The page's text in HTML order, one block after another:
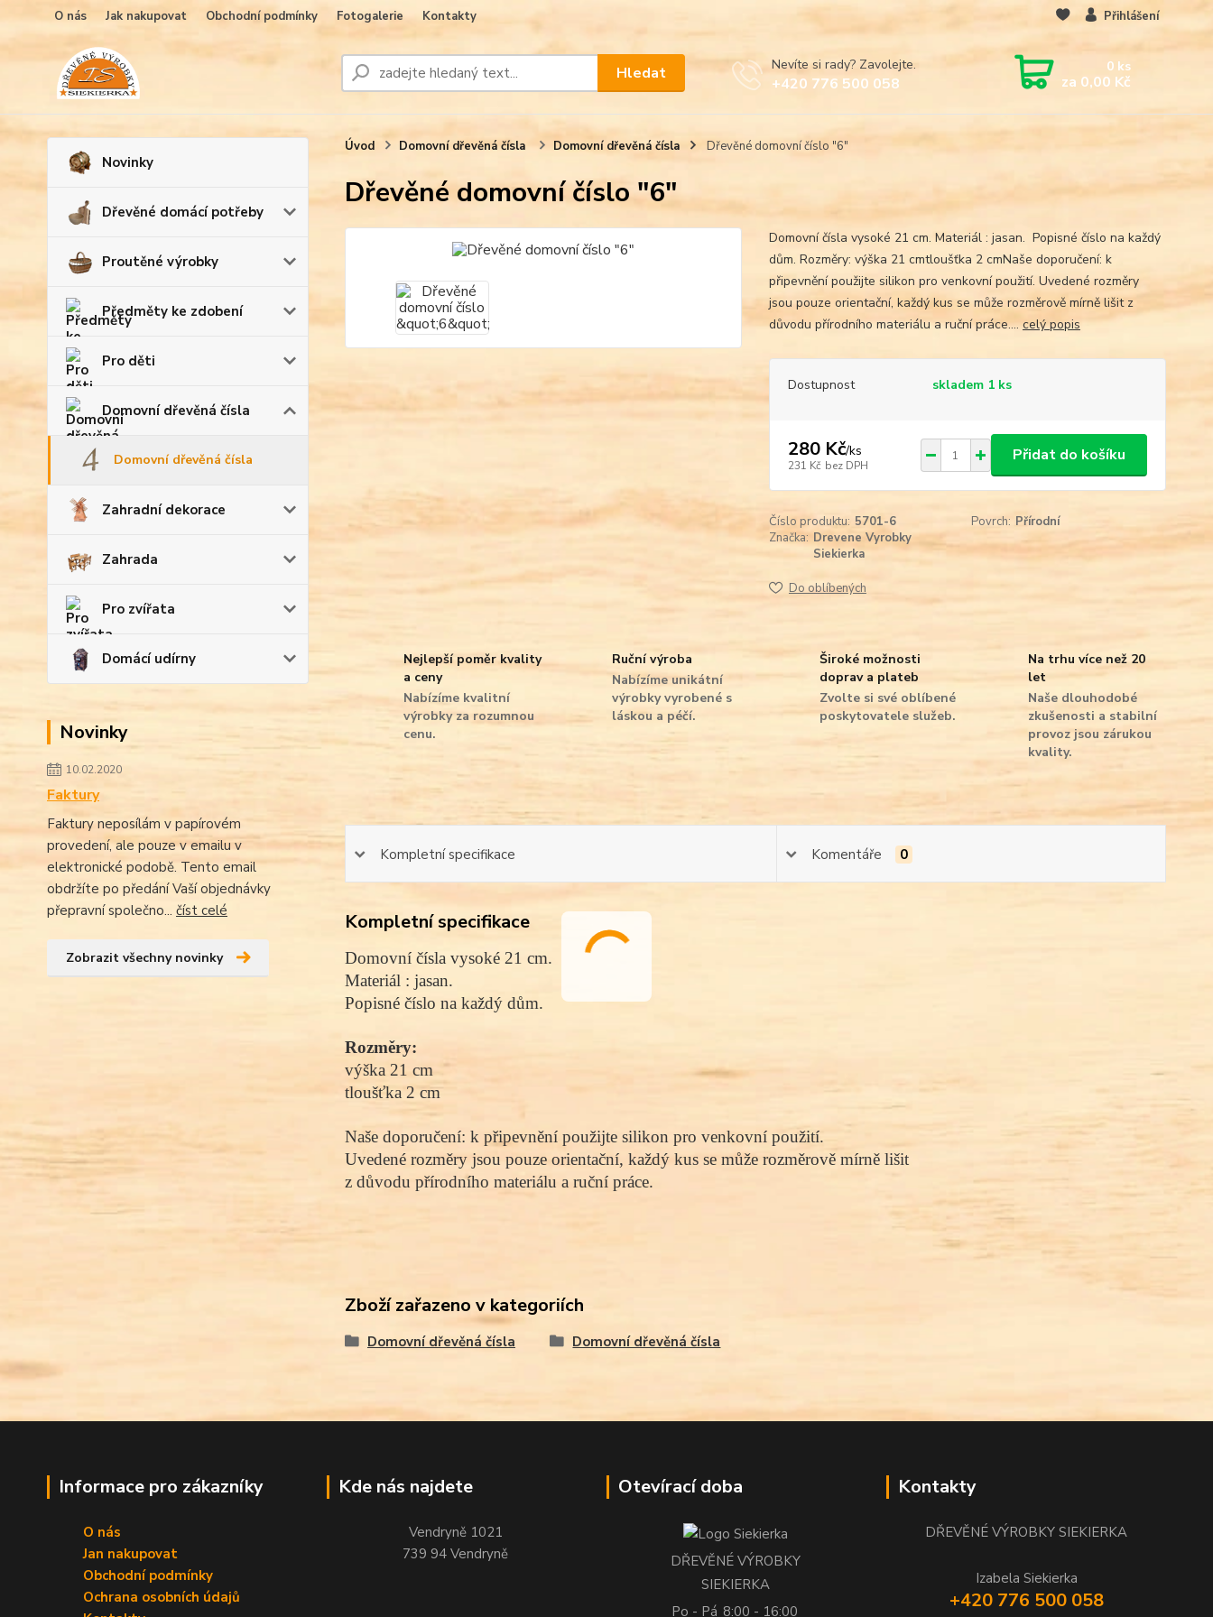
O nás Jak nakupovat Obchodní podmínky Fotogalerie Kontakty Přihlášení
Hledat Nevíte si rady? Zavolejte.
+420 776 500 058
0 ks
za 0,00 Kč
Novinky
Dřevěné domácí potřeby
Proutěné výrobky
Předměty ke zdobení
Pro děti
Domovní dřevěná čísla
Domovní dřevěná čísla
Zahradní dekorace
Zahrada
Pro zvířata
Domácí udírny
Novinky
10.02.2020
Faktury
Faktury neposílám v papírovém
provedení, ale pouze v emailu v
elektronické podobě. Tento email
obdržíte po předání Vaší objednávky
přepravní společno... číst celé
Zobrazit všechny novinky
Úvod Domovní dřevěná čísla Domovní dřevěná čísla Dřevěné domovní číslo "6"
Dřevěné domovní číslo "6"
Domovní čísla vysoké 21 cm. Materiál : jasan. Popisné číslo na každý
dům. Rozměry: výška 21 cmtloušťka 2 cmNaše doporučení: k
připevnění použijte silikon pro venkovní použití. Uvedené rozměry
jsou pouze orientační, každý kus se může rozměrově mírně lišit z
důvodu přírodního materiálu a ruční práce....celý popis
Dostupnost skladem 1 ks
280 Kč/ks
231 Kč bez DPH
Přidat do košíku
Číslo produktu: 5701-6 Povrch: Přírodní
Značka: Drevene Vyrobky
Siekierka
Do oblíbených
Nejlepší poměr kvality
a ceny
Nabízíme kvalitní
výrobky za rozumnou
cenu.
Ruční výroba
Nabízíme unikátní
výrobky vyrobené s
láskou a péčí.
Široké možnosti
doprav a plateb
Zvolte si své oblíbené
poskytovatele služeb.
Na trhu více než 20
let
Naše dlouhodobé
zkušenosti a stabilní
provoz jsou zárukou
kvality.
Kompletní specifikace Komentáře 0
Kompletní specifikace
Domovní čísla vysoké 21 cm.
Materiál : jasan.
Popisné číslo na každý dům.
Rozměry:
výška 21 cm
tloušťka 2 cm
Naše doporučení: k připevnění použijte silikon pro venkovní použití.
Uvedené rozměry jsou pouze orientační, každý kus se může rozměrově mírně lišit
z důvodu přírodního materiálu a ruční práce.
Zboží zařazeno v kategoriích
Domovní dřevěná čísla Domovní dřevěná čísla
Informace pro zákazníky
O nás
Jan nakupovat
Obchodní podmínky
Ochrana osobních údajů
Kde nás najdete
Vendryně 1021
739 94 Vendryně
Otevírací doba
DŘEVĚNÉ VÝROBKY
SIEKIERKA
Po - Pá 8:00 - 16:00
Kontakty
DŘEVĚNÉ VÝROBKY SIEKIERKA
Izabela Siekierka
+420 776 500 058